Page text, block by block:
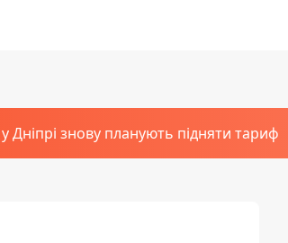
Дніпрі знову планують підняти тариф